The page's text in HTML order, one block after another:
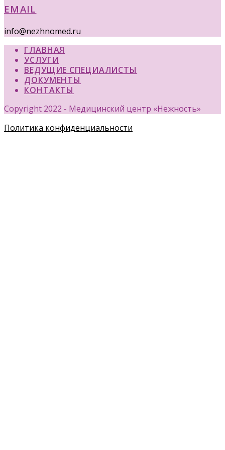
EMAIL
info@nezhnomed.ru
ГЛАВНАЯ
УСЛУГИ
ВЕДУЩИЕ СПЕЦИАЛИСТЫ
ДОКУМЕНТЫ
КОНТАКТЫ
Copyright 2022 - Медицинский центр «Нежность»
Политика конфиденциальности